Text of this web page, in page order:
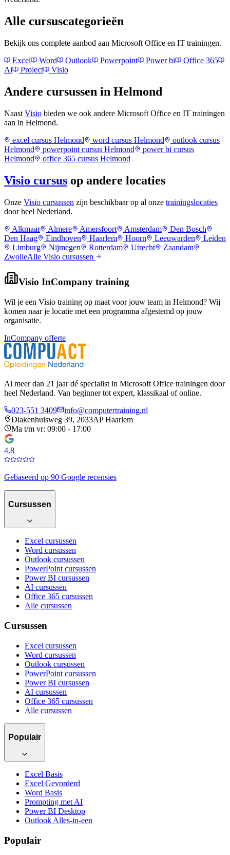
Alle cursuscategorieën
Bekijk ons complete aanbod aan Microsoft Office en IT trainingen.
Excel
Word Outlook Powerpoint Power bi
Office 365
Ai
Project Visio
Andere cursussen in Helmond
Naast Visio bieden we ook andere Microsoft Office en IT trainingen
aan in Helmond.
excel cursus Helmond word cursus Helmond outlook cursus
Helmond
powerpoint cursus Helmond power bi cursus
Helmond
office 365 cursus Helmond
Visio cursus op andere locaties
Onze Visio cursussen zijn beschikbaar op al onze trainingslocaties
door heel Nederland.
Alkmaar
Almere Amersfoort Amsterdam
Den Bosch
Den Haag
Eindhoven Haarlem Hoorn Leeuwarden
Leiden
Limburg
Nijmegen Rotterdam Utrecht
Zaandam
ZwolleAlle Visio cursussen
Visio InCompany training
Wil je een Visio training op maat voor jouw team in Helmond? Wij
komen naar je locatie met een programma afgestemd op jouw
organisatie.
InCompany offerte
Al meer dan 21 jaar dé specialist in Microsoft Office trainingen door
heel Nederland. Van beginner tot expert, klassikaal of online.
023-551 3409
info@computertraining.nl
Diakenhuisweg 39, 2033AP Haarlem
Ma t/m vr: 09:00 - 17:00
4.8
Gebaseerd op 90 Google recensies
Cursussen
Excel cursussen
Word cursussen
Outlook cursussen
PowerPoint cursussen
Power BI cursussen
AI cursussen
Office 365 cursussen
Alle cursussen
Cursussen
Excel cursussen
Word cursussen
Outlook cursussen
PowerPoint cursussen
Power BI cursussen
AI cursussen
Office 365 cursussen
Alle cursussen
Populair
Excel Basis
Excel Gevorderd
Word Basis
Prompting met AI
Power BI Desktop
Outlook Alles-in-een
Populair